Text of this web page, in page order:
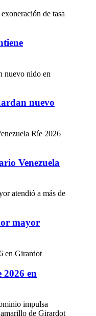
nuevo
Venezuela
mayor
en